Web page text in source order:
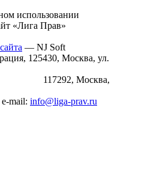
использовании
«Лига Прав»
— NJ Soft
125430, Москва, ул.
Москва,
mail: info@liga-prav.ru